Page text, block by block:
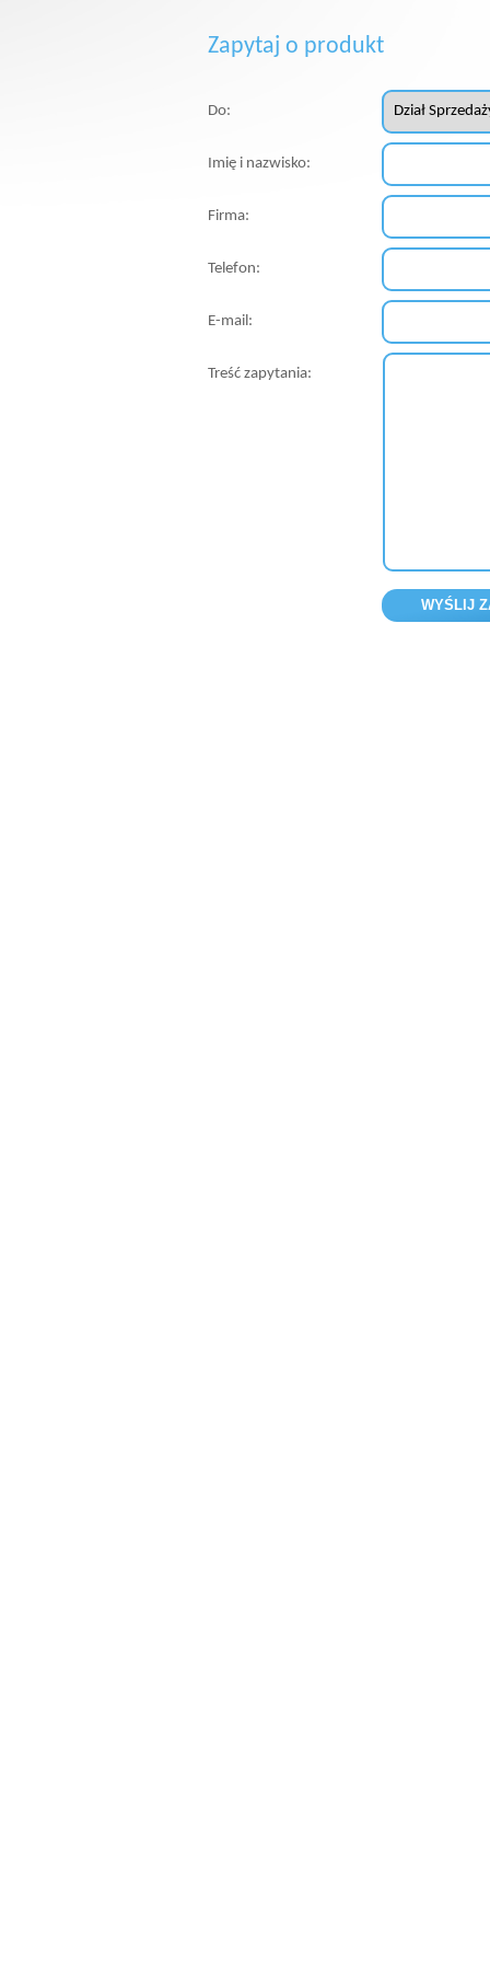
Zapytaj o produkt
Do:
Imię i nazwisko:
Firma:
Telefon:
E-mail:
Treść zapytania:
WYŚLIJ